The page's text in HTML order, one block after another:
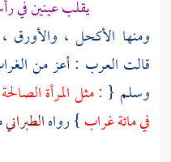
يقلب عينين في
ومنها الأكحل ، والأورق
قالت العرب : أعز من
وسلم { : مثل المرأة
في مائة غراب} رواهالطبراني